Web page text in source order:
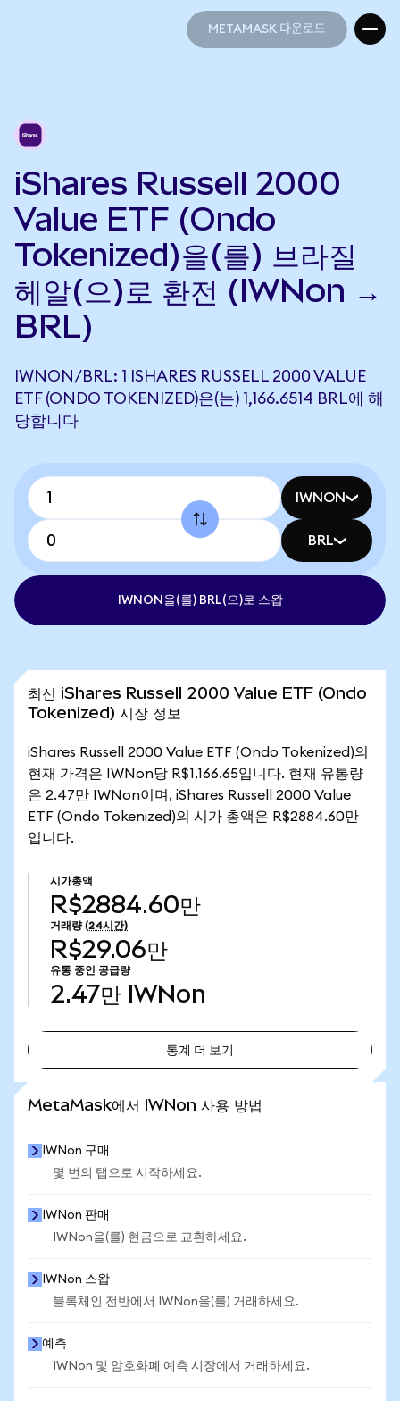
METAMASK 다운로드
iShares Russell 2000
Value ETF (Ondo
Tokenized)을(를) 브라질
헤알(으)로 환전 (IWNon →
BRL)
IWNON/BRL: 1 ISHARES RUSSELL 2000 VALUE
ETF (ONDO TOKENIZED)은(는) 1,166.6514 BRL에 해
당합니다
IWNON
BRL
IWNON을(를) BRL(으)로 스왑
최신 iShares Russell 2000 Value ETF (Ondo
Tokenized) 시장 정보
iShares Russell 2000 Value ETF (Ondo Tokenized)의
현재 가격은 IWNon당 R$1,166.65입니다. 현재 유통량
은 2.47만 IWNon이며, iShares Russell 2000 Value
ETF (Ondo Tokenized)의 시가 총액은 R$2884.60만
입니다.
시가총액
R$2884.60만
거래량 (24시간)
R$29.06만
유통 중인 공급량
2.47만 IWNon
통계 더 보기
MetaMask에서 IWNon 사용 방법
IWNon 구매
몇 번의 탭으로 시작하세요.
IWNon 판매
IWNon을(를) 현금으로 교환하세요.
IWNon 스왑
블록체인 전반에서 IWNon을(를) 거래하세요.
예측
IWNon 및 암호화폐 예측 시장에서 거래하세요.